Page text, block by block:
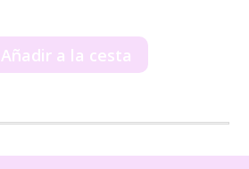
Añadir a la cesta